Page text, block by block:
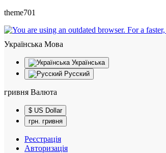
theme701
Українська Мова
Українська
Русский
гривня Валюта
$ US Dollar
грн. гривня
Реєстрація
Авторизація